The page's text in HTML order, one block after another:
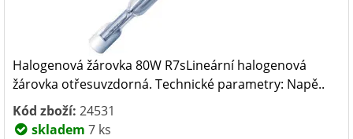
Halogenová žárovka 80W R7sLineární halogenová
žárovka otřesuvzdorná. Technické parametry: Napě..
Kód zboží: 24531
skladem 7 ks